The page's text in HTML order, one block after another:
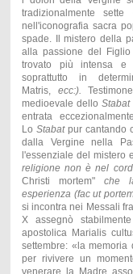
tradizionalmente
nell'iconografia sacra
spade. Il mistero della
alla passione del
trovato più intensa e
soprattutto in
Matris, ecc:).
medioevale delloStabat
entrata
Lo Stabatpur cantando
dalla Vergine nella
l'essenziale del mistero
religione non è nel cor
Christi mortem"che
esperienza (fac ut
si incontra nei Messali
X assegnò
apostolica Marialis
settembre: «la memoria
per rivivere un
venerare la Madre